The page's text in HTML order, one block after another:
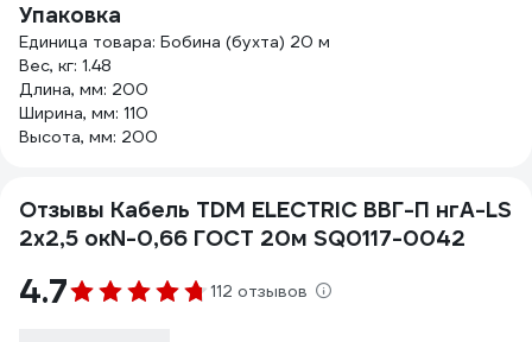
Упаковка
Единица товара: Бобина (бухта) 20 м
Вес, кг: 1.48
Длина, мм: 200
Ширина, мм: 110
Высота, мм: 200
Отзывы Кабель TDM ELECTRIC ВВГ-П нгА-LS
2х2,5 окN-0,66 ГОСТ 20м SQ0117-0042
4.7 112 отзывов